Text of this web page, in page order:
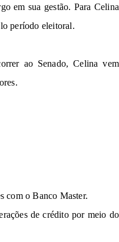
em
período eleitoral.
ao Senado, Celinavem
res.
com o Banco Master.
de crédito por meio